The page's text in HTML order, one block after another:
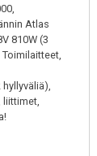
Atlas
810W (3
liittimet,